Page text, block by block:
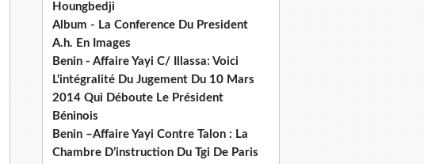
Houngbedji
Album - La Conference Du President
A.h. En Images
Benin - Affaire Yayi C/ Illassa: Voici
L'intégralité Du Jugement Du 10 Mars
2014 Qui Déboute Le Président
Béninois
Benin –Affaire Yayi Contre Talon : La
Chambre D’instruction Du Tgi De Paris